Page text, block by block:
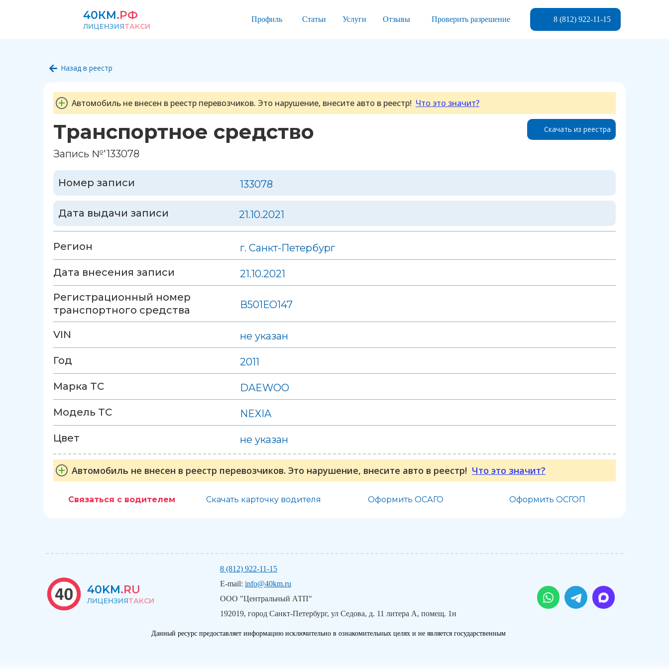
40КМ.РФ
ЛИЦЕНЗИЯТАКСИ
Профиль Статьи Услуги Отзывы Проверить разрешение 8 (812) 922-11-15
Назад в реестр
Автомобиль не внесен в реестр перевозчиков. Это нарушение, внесите авто в реестр! Что это значит?
Транспортное средство
Запись №'133078
Скачать из реестра
Номер записи 133078
Дата выдачи записи 21.10.2021
Регион г. Санкт-Петербург
Дата внесения записи
21.10.2021
Регистрационный номер
транспортного средства
В501ЕО147
VIN не указан
Год 2011
Марка ТС DAEWOO
Модель ТС NEXIA
Цвет не указан
Автомобиль не внесен в реестр перевозчиков. Это нарушение, внесите авто в реестр! Что это значит?
Связаться с водителем Скачать карточку водителя Оформить ОСАГО Оформить ОСГОП
40KM.RU
ЛИЦЕНЗИЯТАКСИ
8 (812) 922-11-15
E-mail: info@40km.ru
ООО "Центральный АТП"
192019, город Санкт-Петербург, ул Седова, д. 11 литера А, помещ. 1н
Данный ресурс предоставляет информацию исключительно в ознакомительных целях и не является государственным